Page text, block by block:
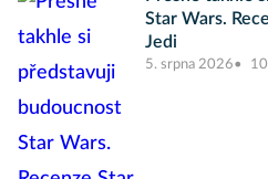
Star Wars.
Jedi
5. srpna 2026